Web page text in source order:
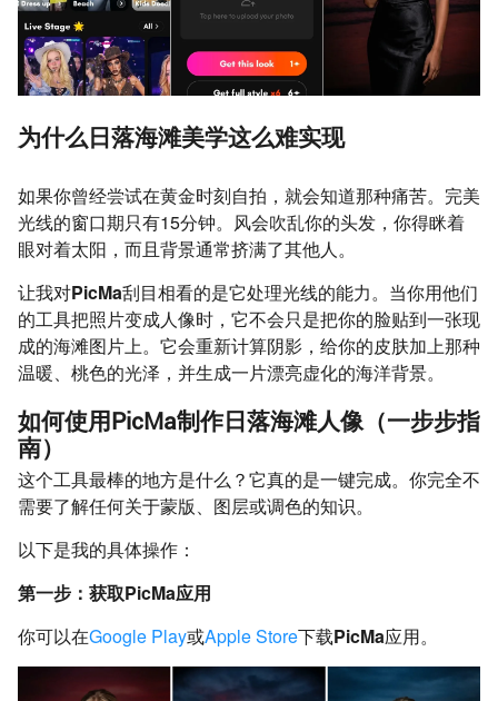
为什么日落海滩美学这么难实现
如果你曾经尝试在黄金时刻自拍，就会知道那种痛苦。完美
光线的窗口期只有15分钟。风会吹乱你的头发，你得眯着
眼对着太阳，而且背景通常挤满了其他人。
让我对PicMa刮目相看的是它处理光线的能力。当你用他们
的工具把照片变成人像时，它不会只是把你的脸贴到一张现
成的海滩图片上。它会重新计算阴影，给你的皮肤加上那种
温暖、桃色的光泽，并生成一片漂亮虚化的海洋背景。
如何使用PicMa制作日落海滩人像（一步步指
南）
这个工具最棒的地方是什么？它真的是一键完成。你完全不
需要了解任何关于蒙版、图层或调色的知识。
以下是我的具体操作：
第一步：获取PicMa应用
你可以在Google Play或Apple Store下载PicMa应用。